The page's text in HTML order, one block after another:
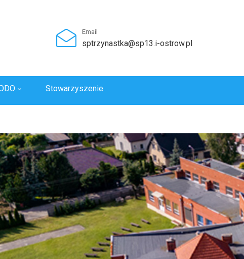
Email
sptrzynastka@sp13.i-ostrow.pl
Stowarzyszenie